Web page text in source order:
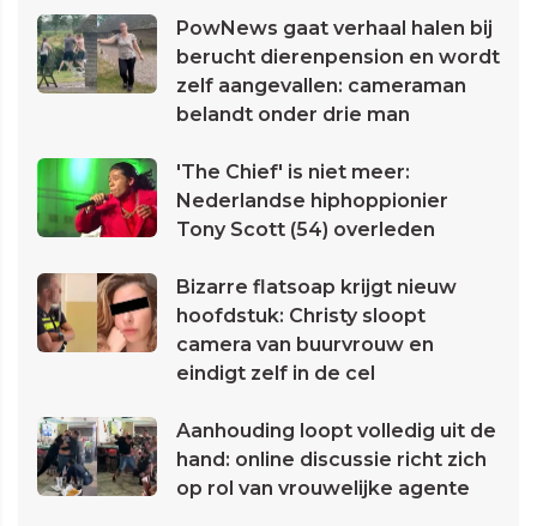
PowNews gaat verhaal halen bij
berucht dierenpension en wordt
zelf aangevallen: cameraman
belandt onder drie man
'The Chief' is niet meer:
Nederlandse hiphoppionier
Tony Scott (54) overleden
Bizarre flatsoap krijgt nieuw
hoofdstuk: Christy sloopt
camera van buurvrouw en
eindigt zelf in de cel
Aanhouding loopt volledig uit de
hand: online discussie richt zich
op rol van vrouwelijke agente